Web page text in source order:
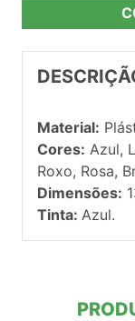
Material:
Cores: Azul,
Roxo, Rosa,
Dimensões:
Tinta: Azul.